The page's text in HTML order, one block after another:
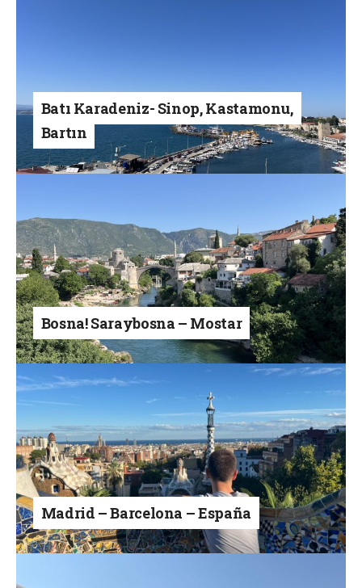
Batı Karadeniz- Sinop, Kastamonu,
Bartın
Bosna! Saraybosna – Mostar
Madrid – Barcelona – España